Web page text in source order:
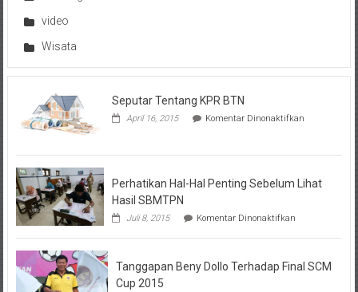
video
Wisata
Seputar Tentang KPR BTN
April 16, 2015 Komentar Dinonaktifkanpada
KPR
Perhatikan Hal-Hal Penting Sebelum Lihat
Hasil SBMTPN
Juli 8, 2015 Komentar Dinonaktifkanpada
Hal-
Penting
Tanggapan Beny Dollo Terhadap Final SCM
Cup 2015